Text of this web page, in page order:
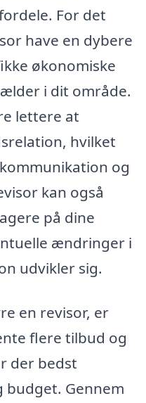
For det
have en dybere
økonomiske
i dit område.
lettere at
hvilket
og
kan også
på dine
ændringer i
udvikler sig.
en revisor, er
flere tilbud og
der bedst
budget. Gennem